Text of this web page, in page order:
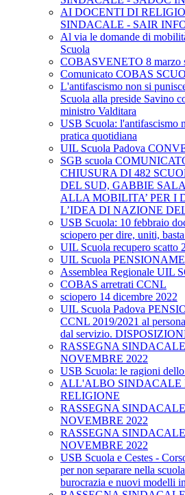
AI DOCENTI DI
SINDACALE - SAIR
Al via le domande di
Scuola
COBASVENETO 8 marzo
Comunicato COBAS
L'antifascismo non si
Scuola alla preside Savino
ministro Valditara
USB Scuola: l'antifascismo
pratica quotidiana
UIL Scuola Padova
SGB scuola
CHIUSURA DI 482
DEL SUD, GABBIE
ALLA MOBILITA’ PER I
L’IDEA DI NAZIONE
USB Scuola: 10 febbraio
sciopero per dire, uniti,
UIL Scuola recupero scatto
UIL Scuola
Assemblea Regionale UIL
COBAS arretrati CCNL
sciopero 14 dicembre 2022
UIL Scuola Padova
CCNL 2019/2021 al
dal servizio.
RASSEGNA
NOVEMBRE 2022
USB Scuola: le ragioni
ALL'ALBO SINDACALE
RELIGIONE
RASSEGNA
NOVEMBRE 2022
RASSEGNA
NOVEMBRE 2022
USB Scuola e Cestes -
per non separare nella
burocrazia e nuovi modelli